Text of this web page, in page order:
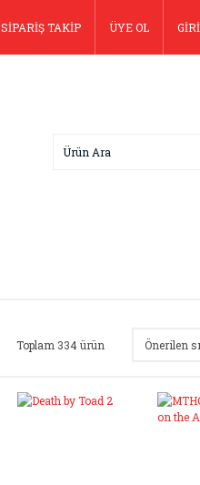
SİPARİŞ TAKİP ÜYE OL
Toplam 334 ürün